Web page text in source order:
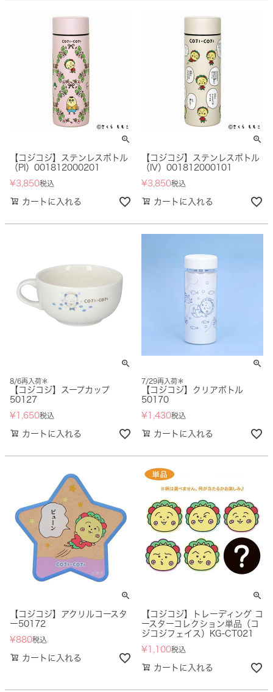
【コジコジ】ステンレスボトル
（PI）001812000201
¥3,850税込
カートに入れる
【コジコジ】ステンレスボトル
（IV）001812000101
¥3,850税込
カートに入れる
8/6再入荷＊
【コジコジ】スープカップ
50127
¥ 1,650税込
カートに入れる
7/29再入荷＊
【コジコジ】クリアボトル
50170
¥ 1,430税込
カートに入れる
【コジコジ】アクリルコースタ
ー50172
¥880税込
カートに入れる
【コジコジ】トレーディング コ
ースターコレクション単品（コ
ジコジフェイス）KG-CT021
¥ 1,100税込
カートに入れる